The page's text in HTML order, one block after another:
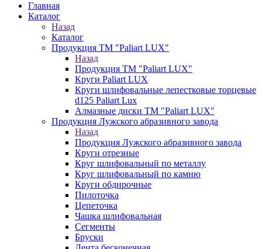
Главная
Каталог
Назад
Каталог
Продукция ТМ "Paliart LUX"
Назад
Продукция ТМ "Paliart LUX"
Круги Paliart LUX
Круги шлифовальные лепестковые торцевые
d125 Paliart Lux
Алмазные диски ТМ "Paliart LUX"
Продукция Лужского абразивного завода
Назад
Продукция Лужского абразивного завода
Круги отрезные
Круг шлифовальный по металлу
Круг шлифовальный по камню
Круги обдирочные
Пилоточка
Цепеточка
Чашка шлифовальная
Сегменты
Бруски